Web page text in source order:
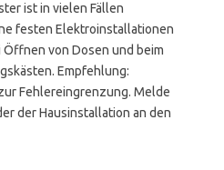
ist in vielen Fällen
festen Elektroinstallationen
Öffnen von Dosen und beim
Empfehlung:
Fehlereingrenzung. Melde
der Hausinstallation an den